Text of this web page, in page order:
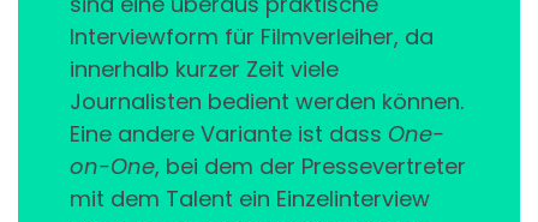
Interviewform für Filmverleiher, da
innerhalb kurzer Zeit viele
Journalisten bedient werden können.
Eine andere Variante ist dass One-
on-One, bei dem der Pressevertreter
mit dem Talent ein Einzelinterview